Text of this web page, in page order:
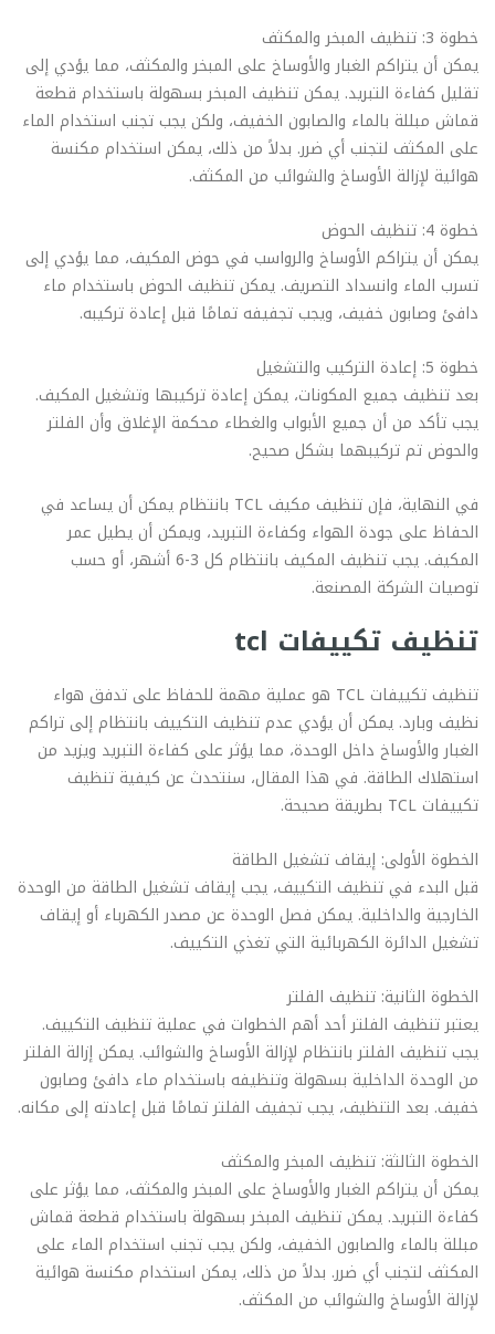
خطوة 3: تنظيف المبخر والمكثف
يمكن أن يتراكم الغبار والأوساخ على المبخر والمكثف، مما يؤدي إلى
تقليل كفاءة التبريد. يمكن تنظيف المبخر بسهولة باستخدام قطعة
قماش مبللة بالماء والصابون الخفيف، ولكن يجب تجنب استخدام الماء
على المكثف لتجنب أي ضرر. بدلاً من ذلك، يمكن استخدام مكنسة
هوائية لإزالة الأوساخ والشوائب من المكثف.
خطوة 4: تنظيف الحوض
يمكن أن يتراكم الأوساخ والرواسب في حوض المكيف، مما يؤدي إلى
تسرب الماء وانسداد التصريف. يمكن تنظيف الحوض باستخدام ماء
دافئ وصابون خفيف، ويجب تجفيفه تمامًا قبل إعادة تركيبه.
خطوة 5: إعادة التركيب والتشغيل
بعد تنظيف جميع المكونات، يمكن إعادة تركيبها وتشغيل المكيف.
يجب تأكد من أن جميع الأبواب والغطاء محكمة الإغلاق وأن الفلتر
والحوض تم تركيبهما بشكل صحيح.
في النهاية، فإن تنظيف مكيف TCL بانتظام يمكن أن يساعد في
الحفاظ على جودة الهواء وكفاءة التبريد، ويمكن أن يطيل عمر
المكيف. يجب تنظيف المكيف بانتظام كل 3-6 أشهر، أو حسب
توصيات الشركة المصنعة.
تنظيف تكييفات tcl
تنظيف تكييفات TCL هو عملية مهمة للحفاظ على تدفق هواء
نظيف وبارد. يمكن أن يؤدي عدم تنظيف التكييف بانتظام إلى تراكم
الغبار والأوساخ داخل الوحدة، مما يؤثر على كفاءة التبريد ويزيد من
استهلاك الطاقة. في هذا المقال، سنتحدث عن كيفية تنظيف
تكييفات TCL بطريقة صحيحة.
الخطوة الأولى: إيقاف تشغيل الطاقة
قبل البدء في تنظيف التكييف، يجب إيقاف تشغيل الطاقة من الوحدة
الخارجية والداخلية. يمكن فصل الوحدة عن مصدر الكهرباء أو إيقاف
تشغيل الدائرة الكهربائية التي تغذي التكييف.
الخطوة الثانية: تنظيف الفلتر
يعتبر تنظيف الفلتر أحد أهم الخطوات في عملية تنظيف التكييف.
يجب تنظيف الفلتر بانتظام لإزالة الأوساخ والشوائب. يمكن إزالة الفلتر
من الوحدة الداخلية بسهولة وتنظيفه باستخدام ماء دافئ وصابون
خفيف. بعد التنظيف، يجب تجفيف الفلتر تمامًا قبل إعادته إلى مكانه.
الخطوة الثالثة: تنظيف المبخر والمكثف
يمكن أن يتراكم الغبار والأوساخ على المبخر والمكثف، مما يؤثر على
كفاءة التبريد. يمكن تنظيف المبخر بسهولة باستخدام قطعة قماش
مبللة بالماء والصابون الخفيف، ولكن يجب تجنب استخدام الماء على
المكثف لتجنب أي ضرر. بدلاً من ذلك، يمكن استخدام مكنسة هوائية
لإزالة الأوساخ والشوائب من المكثف.